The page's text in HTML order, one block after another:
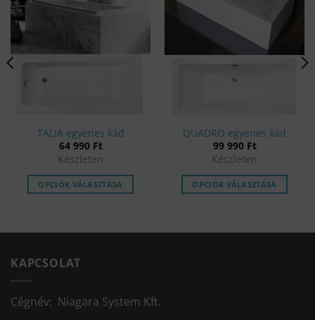
TALIA egyenes kád
64 990 Ft
Készleten
OPCIÓK VÁLASZTÁSA
QUADRO egyenes kád
99 990 Ft
Készleten
OPCIÓK VÁLASZTÁSA
KAPCSOLAT
Cégnév: Niagara System Kft.